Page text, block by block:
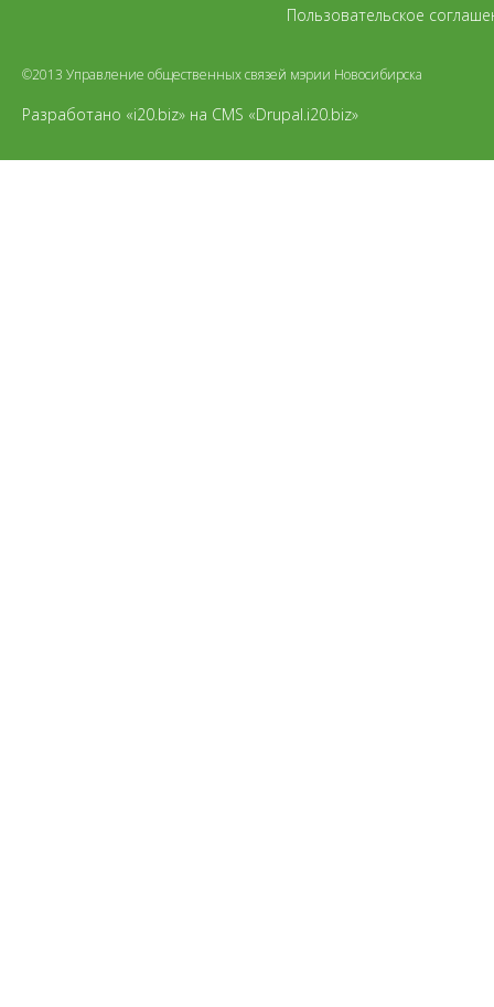
Пользовательское
©2013 Управление общественных связей мэрии Новосибирска
Разработано «i20.biz» на CMS «Drupal.i20.biz»